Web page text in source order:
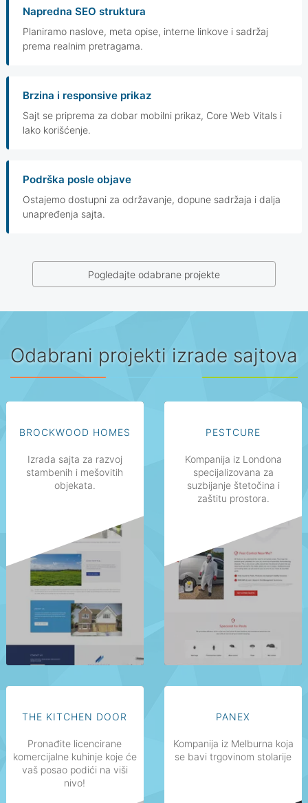
Napredna SEO struktura
Planiramo naslove, meta opise, interne linkove i sadržaj
prema realnim pretragama.
Brzina i responsive prikaz
Sajt se priprema za dobar mobilni prikaz, Core Web Vitals i
lako korišćenje.
Podrška posle objave
Ostajemo dostupni za održavanje, dopune sadržaja i dalja
unapređenja sajta.
Pogledajte odabrane projekte
Odabrani projekti izrade sajtova
BROCKWOOD HOMES
Izrada sajta za razvoj
stambenih i mešovitih
objekata.
PESTCURE
Kompanija iz Londona
specijalizovana za
suzbijanje štetočina i
zaštitu prostora.
THE KITCHEN DOOR
Pronađite licencirane
komercijalne kuhinje koje će
vaš posao podići na viši
nivo!
PANEX
Kompanija iz Melburna koja
se bavi trgovinom stolarije